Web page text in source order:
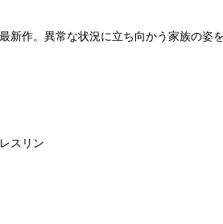
新作。異常な状況に立ち向かう家族の姿
スリン